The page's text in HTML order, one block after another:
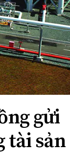
gửi
tài sản